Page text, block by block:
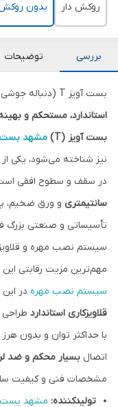
روکش دار بدون
بررسی توضیحات
بست آویز T (دنباله جوشی) مشهد بست
استاندارد، مستحکم و
بست آویز (T)
مشهد بست
نیز شناخته می‌شود، یکی
در سقف و سطوح افقی
سانتیمتری و ورق ضخیم،
تأسیساتی و صنعتی بزرگ
سیستم نصب مهره و
مهم‌ترین مزیت رقابتی
سیستم نصب مهره در
قلاویزکاری استاندارد
با حداکثر توان و بدون
اتصال بسیار محکم و ضد
مشخصات فنی و کیفیت
تولیدکننده: مشهد بست